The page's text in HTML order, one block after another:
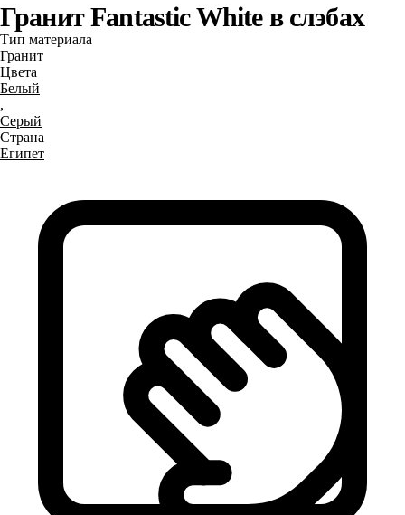
Гранит Fantastic White в слэбах
Тип материала
Гранит
Цвета
Белый
,
Серый
Страна
Египет